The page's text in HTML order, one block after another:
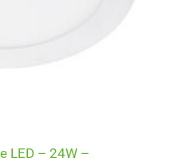
LED – 24W –